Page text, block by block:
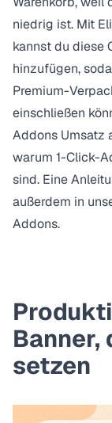
niedrig ist. Mit
kannst du diese
hinzufügen,
Premium-
einschließen
Addons Umsatz
warum 1-Click-
sind. Eine
außerdem in
Addons.
Banner,
setzen